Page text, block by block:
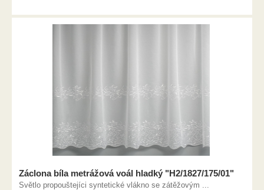
Záclona bíla metrážová voál hladký "H2/1827/175/01"
Světlo propouštejíci syntetické vlákno se zátěžovým ...